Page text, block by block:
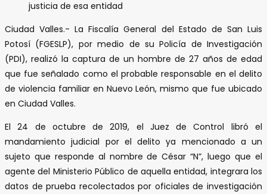
justicia de esa entidad
Ciudad Valles.- La Fiscalía General del Estado de San Luis
Potosí (FGESLP), por medio de su Policía de Investigación
(PDI), realizó la captura de un hombre de 27 años de edad
que fue señalado como el probable responsable en el delito
de violencia familiar en Nuevo León, mismo que fue ubicado
en Ciudad Valles.
El 24 de octubre de 2019, el Juez de Control libró el
mandamiento judicial por el delito ya mencionado a un
sujeto que responde al nombre de César “N”, luego que el
agente del Ministerio Público de aquella entidad, integrara los
datos de prueba recolectados por oficiales de investigación